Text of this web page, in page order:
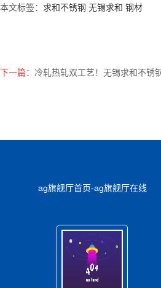
本文标签： 求和不锈钢 无锡求和 钢材
下一篇： 冷轧热轧双工艺！无锡求和不锈
ag旗舰厅首页-ag旗舰厅在线